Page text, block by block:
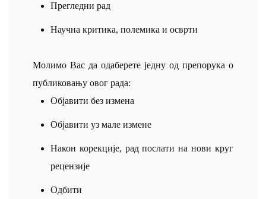
Прегледни рад
Научна критика, полемика и осврти
Молимо Вас да одаберете једну од препорука о
публиковању овог рада:
Објавити без измена
Објавити уз мале измене
Након корекције, рад послати на нови круг
рецензије
Одбити